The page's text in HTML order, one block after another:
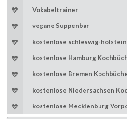
Vokabeltrainer
vegane Suppenbar
kostenlose schleswig-
kostenlose Hamburg
kostenlose Bremen
kostenlose Niedersachsen
kostenlose Mecklenburg